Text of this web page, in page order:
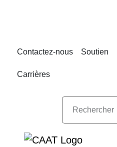
navigation
Contactez-nous Soutien
Carrières